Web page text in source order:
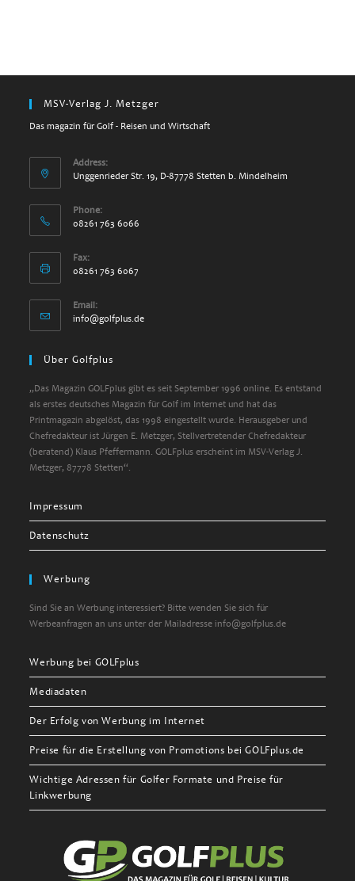
MSV-Verlag J. Metzger
Das magazin für Golf - Reisen und Wirtschaft
Address:
Unggenrieder Str. 19, D-87778 Stetten b. Mindelheim
Phone:
08261 763 6066
Fax:
08261 763 6067
Email:
info@golfplus.de
Über Golfplus
„Das Magazin GOLFplus gibt es seit September 1996 online. Es entstand
als erstes deutsches Magazin für Golf im Internet und hat das
Printmagazin abgelöst, das 1998 eingestellt wurde. Herausgeber und
Chefredakteur ist Jürgen E. Metzger, Stellvertretender Chefredakteur
(beratend) Klaus Pfeffermann. GOLFplus erscheint im MSV-Verlag J.
Metzger, 87778 Stetten“.
Impressum
Datenschutz
Werbung
Sind Sie an Werbung interessiert? Bitte wenden Sie sich für
Werbeanfragen an uns unter der Mailadresse info@golfplus.de
Werbung bei GOLFplus
Mediadaten
Der Erfolg von Werbung im Internet
Preise für die Erstellung von Promotions bei GOLFplus.de
Wichtige Adressen für Golfer Formate und Preise für
Linkwerbung